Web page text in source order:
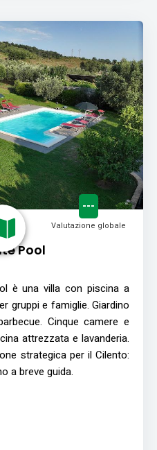
Pool
---
Valutazione globale
è una villa con piscina a
gruppi e famiglie. Giardino
Cinque camere e
attrezzata e lavanderia.
strategica per il Cilento:
a breve guida.